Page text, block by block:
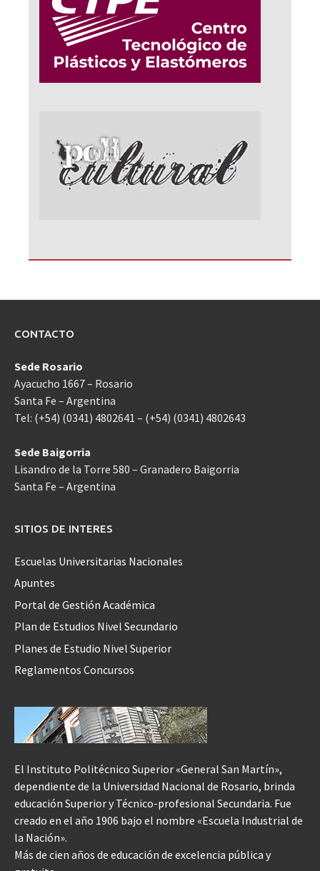
CONTACTO
Sede Rosario
Ayacucho 1667 – Rosario
Santa Fe – Argentina
Tel: (+54) (0341) 4802641 – (+54) (0341) 4802643
Sede Baigorria
Lisandro de la Torre 580 – Granadero Baigorria
Santa Fe – Argentina
SITIOS DE INTERES
Escuelas Universitarias Nacionales
Apuntes
Portal de Gestión Académica
Plan de Estudios Nivel Secundario
Planes de Estudio Nivel Superior
Reglamentos Concursos
El Instituto Politécnico Superior «General San Martín»,
dependiente de la Universidad Nacional de Rosario, brinda
educación Superior y Técnico-profesional Secundaria. Fue
creado en el año 1906 bajo el nombre «Escuela Industrial de
la Nación».
Más de cien años de educación de excelencia pública y